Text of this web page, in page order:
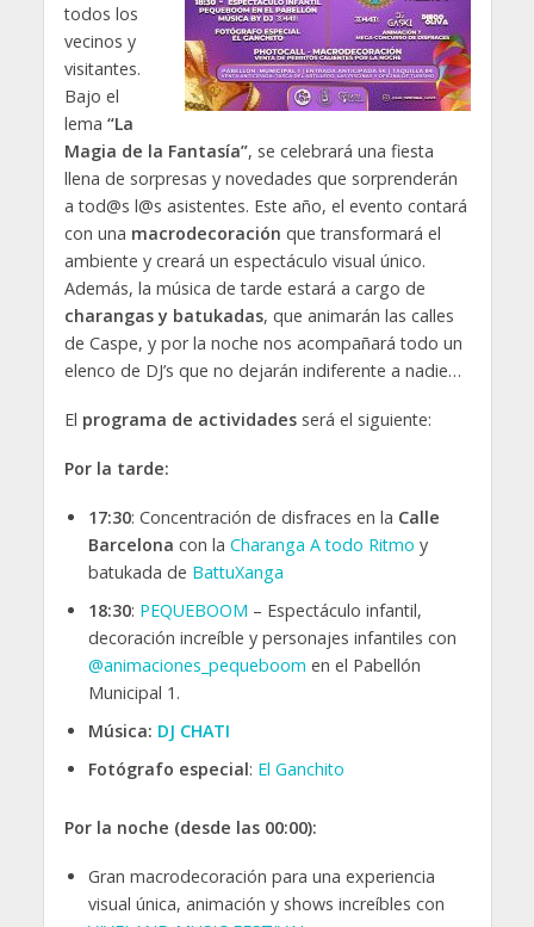
todos los
vecinos y
visitantes.
Bajo el
lema “La
Magia de la Fantasía”, se celebrará una fiesta
llena de sorpresas y novedades que sorprenderán
a tod@s l@s asistentes. Este año, el evento contará
con una macrodecoración que transformará el
ambiente y creará un espectáculo visual único.
Además, la música de tarde estará a cargo de
charangas y batukadas, que animarán las calles
de Caspe, y por la noche nos acompañará todo un
elenco de DJ’s que no dejarán indiferente a nadie…
El programa de actividadesserá el siguiente:
Por la tarde:
17:30: Concentración de disfraces en la Calle
Barcelona con la Charanga A todo Ritmo y
batukada de BattuXanga
18:30: PEQUEBOOM – Espectáculo infantil,
decoración increíble y personajes infantiles con
@animaciones_pequeboom en el Pabellón
Municipal 1.
Música: DJ CHATI
Fotógrafo especial: El Ganchito
Por la noche (desde las 00:00):
Gran macrodecoración para una experiencia
visual única, animación y shows increíbles con